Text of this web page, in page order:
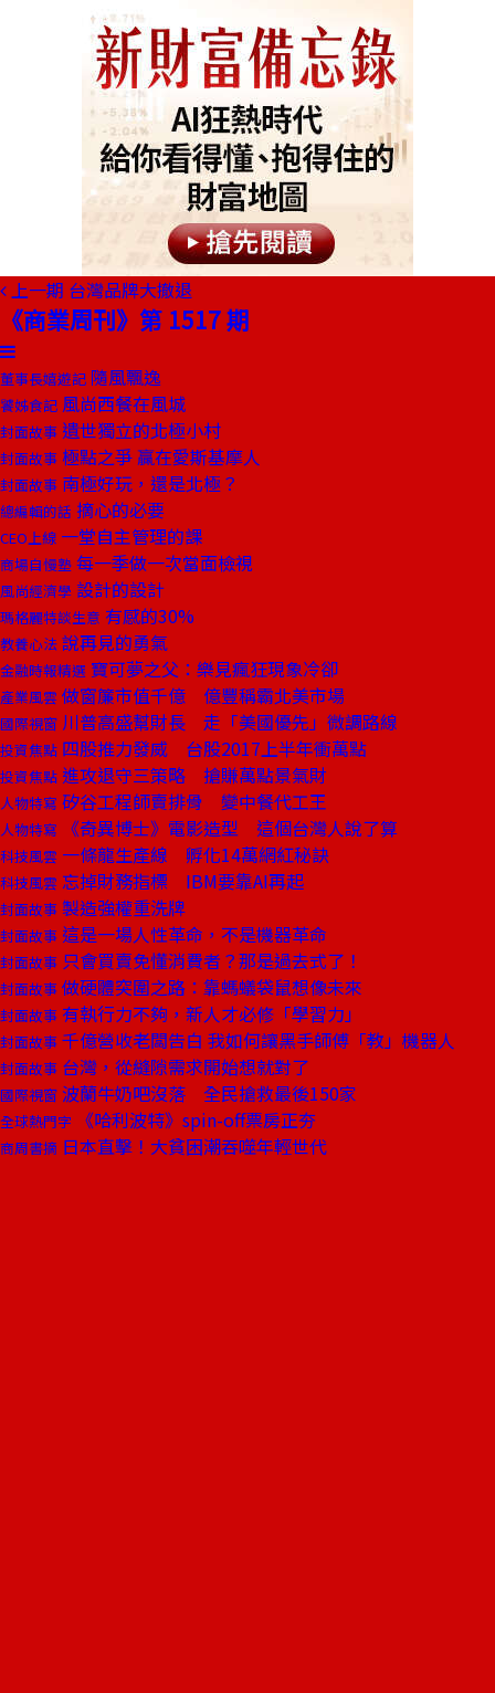
上一期 台灣品牌大撤退
《商業周刊》第 1517 期
董事長嬉遊記 隨風飄逸
饕姊食記 風尚西餐在風城
封面故事 遺世獨立的北極小村
封面故事 極點之爭 贏在愛斯基摩人
封面故事 南極好玩，還是北極？
總編輯的話 摘心的必要
CEO上線 一堂自主管理的課
商場自慢塾 每一季做一次當面檢視
風尚經濟學 設計的設計
瑪格麗特談生意 有感的30%
教養心法 說再見的勇氣
金融時報精選 寶可夢之父：樂見瘋狂現象冷卻
產業風雲 做窗簾市值千億 億豐稱霸北美市場
國際視窗 川普高盛幫財長 走「美國優先」微調路線
投資焦點 四股推力發威 台股2017上半年衝萬點
投資焦點 進攻退守三策略 搶賺萬點景氣財
人物特寫 矽谷工程師賣排骨 變中餐代工王
人物特寫 《奇異博士》電影造型 這個台灣人說了算
科技風雲 一條龍生產線 孵化14萬網紅秘訣
科技風雲 忘掉財務指標 IBM要靠AI再起
封面故事 製造強權重洗牌
封面故事 這是一場人性革命，不是機器革命
封面故事 只會買賣免懂消費者？那是過去式了！
封面故事 做硬體突圍之路：靠螞蟻袋鼠想像未來
封面故事 有執行力不夠，新人才必修「學習力」
封面故事 千億營收老闆告白 我如何讓黑手師傅「教」機器人
封面故事 台灣，從縫隙需求開始想就對了
國際視窗 波蘭牛奶吧沒落 全民搶救最後150家
全球熱門字 《哈利波特》spin-off票房正夯
商周書摘 日本直擊！大貧困潮吞噬年輕世代